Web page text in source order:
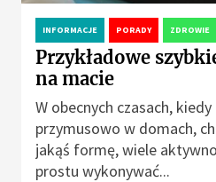
INFORMACJE PORADY ZDROWIE
Przykładowe
na macie
W obecnych czasach,
przymusowo w domach,
jakąś formę, wiele
prostu wykonywać...